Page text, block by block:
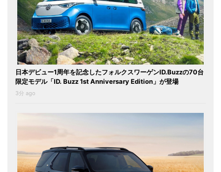
日本デビュー1周年を記念したフォルクスワーゲンID.Buzzの70台
限定モデル「ID. Buzz 1st Anniversary Edition」が登場
3分 ago